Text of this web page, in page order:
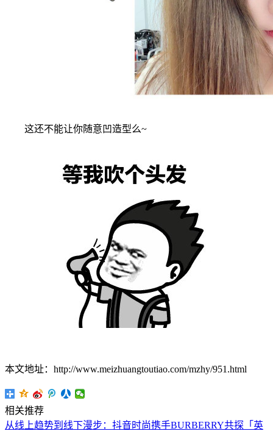
这还不能让你随意凹造型么~
本文地址：http://www.meizhuangtoutiao.com/mzhy/951.html
相关推荐
从线上趋势到线下漫步：抖音时尚携手BURBERRY共探「英